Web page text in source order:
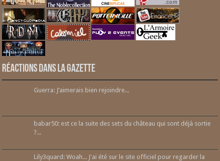
Réactions dans la gazette
Guerra: J’aimerais bien rejoindre...
babar50: est ce la suite des sets du château qui sont déjà sortie
?...
Lily3quard: Woah... J'ai été sur le site officiel pour regarder la